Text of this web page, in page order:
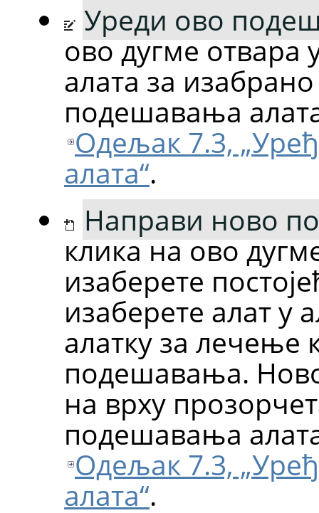
Уреди ово
ово дугме
алата за
подешавања
Одељак 7.3,
алата“.
Направи ново
клика на ово
изаберете
изаберете алат у
алатку за лечење
подешавања.
на врху
подешавања
Одељак 7.3,
алата“.